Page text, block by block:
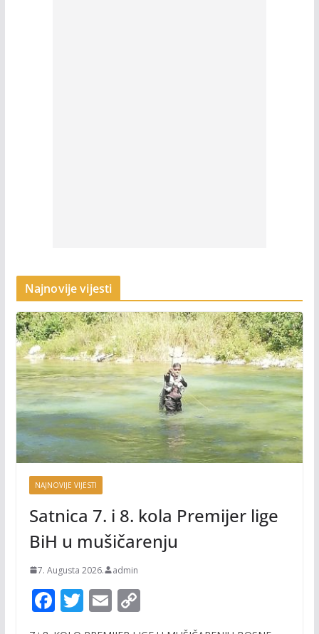
Najnovije vijesti
NAJNOVIJE VIJESTI
Satnica 7. i 8. kola Premijer lige
BiH u mušičarenju
7. Augusta 2026. admin
F T E C